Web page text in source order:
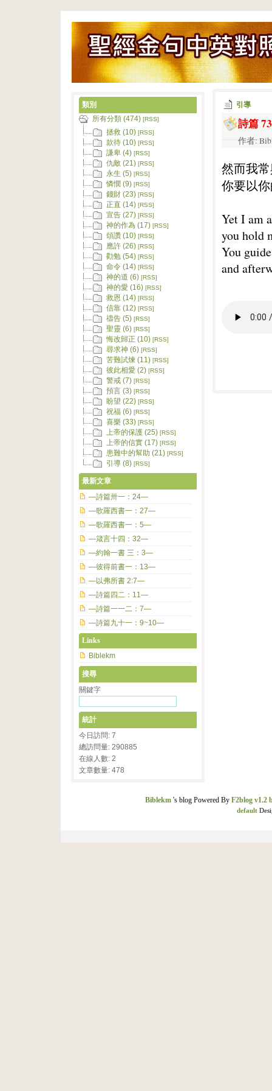
引導
詩篇
作者:
然而我
你要以
Yet I am
you hold
You
and
類別
所有分類 (474) [RSS]
拯救 (10) [RSS]
款待 (10) [RSS]
謙卑 (4) [RSS]
仇敵 (21) [RSS]
永生 (5) [RSS]
憐憫 (9) [RSS]
錢財 (23) [RSS]
正直 (14) [RSS]
宣告 (27) [RSS]
神的作為 (17) [RSS]
頌讚 (10) [RSS]
應許 (26) [RSS]
勸勉 (54) [RSS]
命令 (14) [RSS]
神的道 (6) [RSS]
神的愛 (16) [RSS]
救恩 (14) [RSS]
信靠 (12) [RSS]
禱告 (5) [RSS]
聖靈 (6) [RSS]
悔改歸正 (10) [RSS]
尋求神 (6) [RSS]
苦難試煉 (11) [RSS]
彼此相愛 (2) [RSS]
警戒 (7) [RSS]
預言 (3) [RSS]
盼望 (22) [RSS]
祝福 (6) [RSS]
喜樂 (33) [RSS]
上帝的保護 (25) [RSS]
上帝的信實 (17) [RSS]
患難中的幫助 (21) [RSS]
引導 (8) [RSS]
最新文章
—詩篇卅一：24—
—歌羅西書一：27—
—歌羅西書一：5—
—箴言十四：32—
—約翰一書 三：3—
—彼得前書一：13—
—以弗所書 2:7—
—詩篇四二：11—
—詩篇一一二：7—
—詩篇九十一：9~10—
Links
Biblekm
搜尋
關鍵字
統計
今日訪問: 7
總訪問量: 290885
在線人數: 2
文章數量: 478
Biblekm 's blog Powered By F2blog v1.2
default